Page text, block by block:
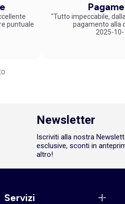
puntuale
"Tutto impeccabile,
pagamento alla
2025-10-
Newsletter
Iscriviti alla nostra
esclusive, sconti in
altro!
Servizi